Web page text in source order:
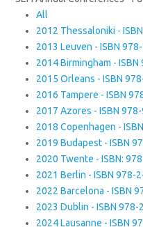
All
2012 Thessaloniki -
2013 Leuven - ISBN
2014 Birmingham -
2015 Orleans - ISBN
2016 Tampere - ISBN
2017 Azores - ISBN
2018 Copenhagen -
2019 Budapest - ISBN
2020 Twente - ISBN:
2021 Berlin - ISBN 978-
2022 Barcelona - ISBN
2023 Dublin - ISBN
2024 Lausanne - ISBN